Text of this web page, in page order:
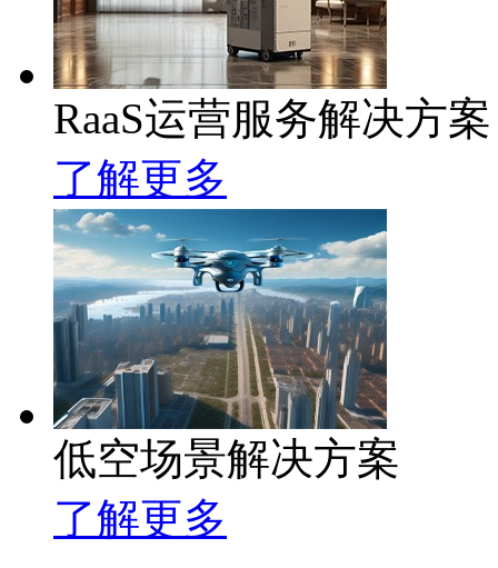
RaaS运营服务解决方案
了解更多
低空场景解决方案
了解更多